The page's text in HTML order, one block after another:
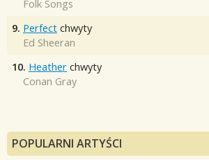
Folk Songs
9. Perfect chwyty
Ed Sheeran
10. Heather chwyty
Conan Gray
POPULARNI ARTYŚCI